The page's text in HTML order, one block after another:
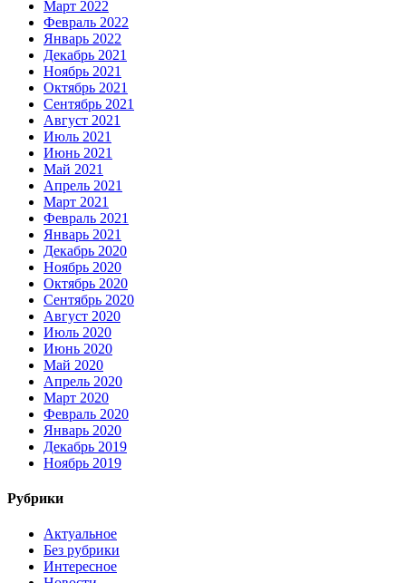
Март 2022
Февраль 2022
Январь 2022
Декабрь 2021
Ноябрь 2021
Октябрь 2021
Сентябрь 2021
Август 2021
Июль 2021
Июнь 2021
Май 2021
Апрель 2021
Март 2021
Февраль 2021
Январь 2021
Декабрь 2020
Ноябрь 2020
Октябрь 2020
Сентябрь 2020
Август 2020
Июль 2020
Июнь 2020
Май 2020
Апрель 2020
Март 2020
Февраль 2020
Январь 2020
Декабрь 2019
Ноябрь 2019
Рубрики
Актуальное
Без рубрики
Интересное